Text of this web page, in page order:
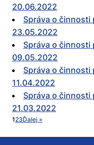
20.06.2022
Správa o
23.05.2022
Správa o
09.05.2022
Správa o
11.04.2022
Správa o
21.03.2022
123Ďalej »